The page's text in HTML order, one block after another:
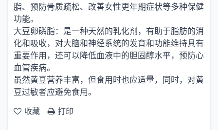
脂、预防骨质疏松、改善女性更年期症状等多种保健
功能。
大豆卵磷脂：是一种天然的乳化剂，有助于脂肪的消
化和吸收，对大脑和神经系统的发育和功能维持具有
重要作用，还可以降低血液中的胆固醇水平，预防心
血管疾病。
虽然黄豆营养丰富，但食用时也应适量，同时，对黄
豆过敏者应避免食用。
收藏
打印